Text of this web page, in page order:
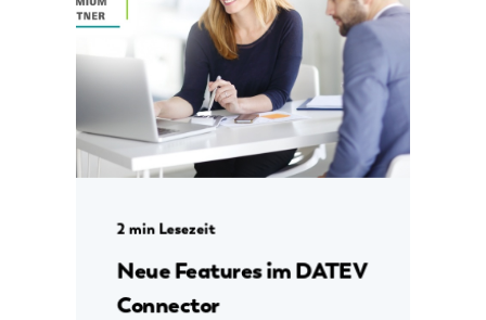
2 min Lesezeit
Neue Features im DATEV
Connector